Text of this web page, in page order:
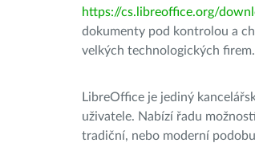
https://cs.libreoffice.org/
dokumenty pod kontrolou a
velkých technologických firem.
LibreOffice je jediný
uživatele. Nabízí řadu
tradiční, nebo moderní